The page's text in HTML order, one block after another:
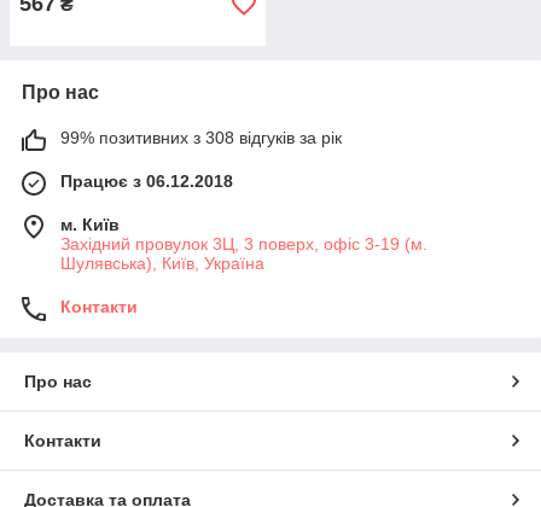
₴
Про нас
99% позитивних з 308 відгуків за рік
Працює з 06.12.2018
м. Київ
Західний провулок 3Ц, 3 поверх, офіс 3-19 (м.
Шулявська), Київ, Україна
Контакти
Про нас
Контакти
Доставка та оплата